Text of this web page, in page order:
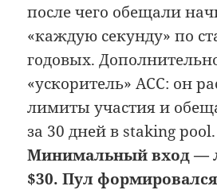
после чего обещали
«каждую секунду» по
годовых.
«ускоритель» ACC: он
лимиты участия и
за 30 дней в staking pool.
Минимальный вход —
$30. Пул